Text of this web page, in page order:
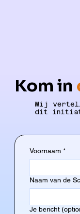
Kom in
Wij
dit
Voornaam *
Naam van de
Je bericht